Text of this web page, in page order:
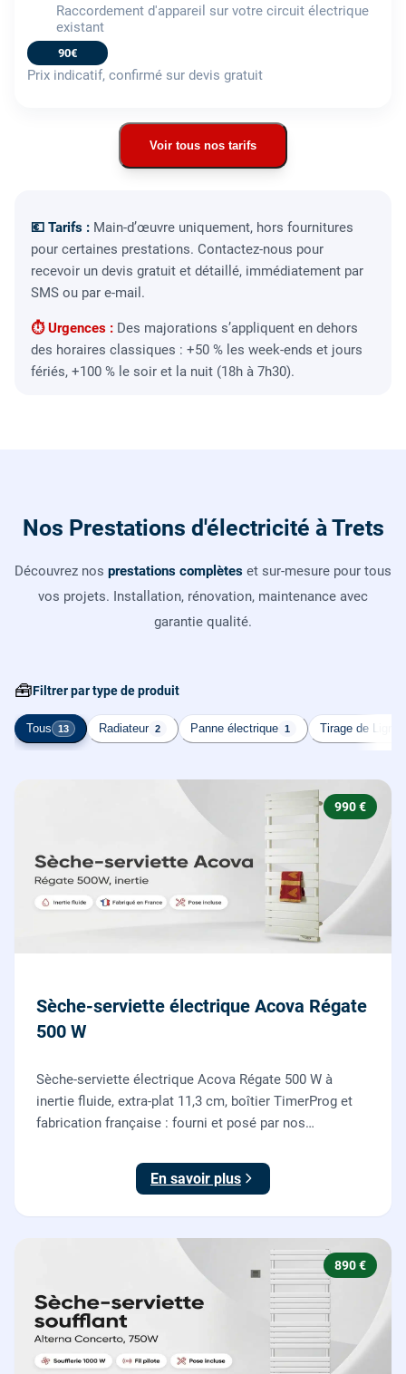
Raccordement d'appareil sur votre circuit électrique
existant
90€
Prix indicatif, confirmé sur devis gratuit
Voir tous nos tarifs
💶 Tarifs : Main-d’œuvre uniquement, hors fournitures
pour certaines prestations. Contactez-nous pour
recevoir un devis gratuit et détaillé, immédiatement par
SMS ou par e-mail.
⏱ Urgences : Des majorations s’appliquent en dehors
des horaires classiques : +50 % les week-ends et jours
fériés, +100 % le soir et la nuit (18h à 7h30).
Nos Prestations d'électricité à Trets
Découvrez nos prestations complètes et sur-mesure pour tous
vos projets. Installation, rénovation, maintenance avec
garantie qualité.
🧰Filtrer par type de produit
Tous 13 Radiateur 2 Panne électrique 1 Tirage de Ligne
990 €
Sèche-serviette électrique Acova Régate
500 W
Sèche-serviette électrique Acova Régate 500 W à
inertie fluide, extra-plat 11,3 cm, boîtier TimerProg et
fabrication française : fourni et posé par nos
En savoir plus
890 €